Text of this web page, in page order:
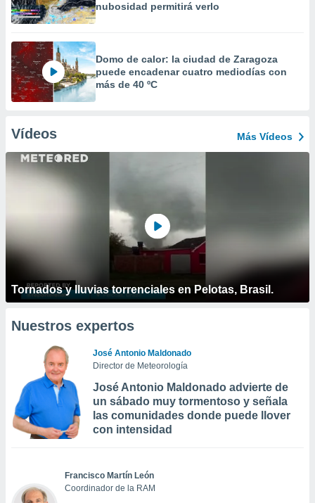
nubosidad permitirá verlo
Domo de calor: la ciudad de Zaragoza
puede encadenar cuatro mediodías con
más de 40 ºC
Vídeos Más Vídeos
Tornados y lluvias torrenciales en Pelotas, Brasil.
Nuestros expertos
José Antonio Maldonado
Director de Meteorología
José Antonio Maldonado advierte de
un sábado muy tormentoso y señala
las comunidades donde puede llover
con intensidad
Francisco Martín León
Coordinador de la RAM